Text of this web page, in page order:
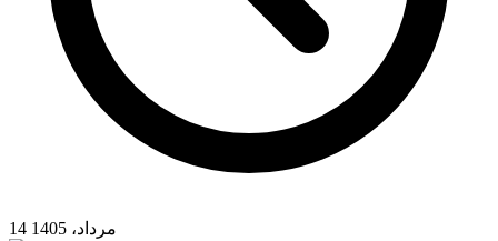
14 مرداد، 1405